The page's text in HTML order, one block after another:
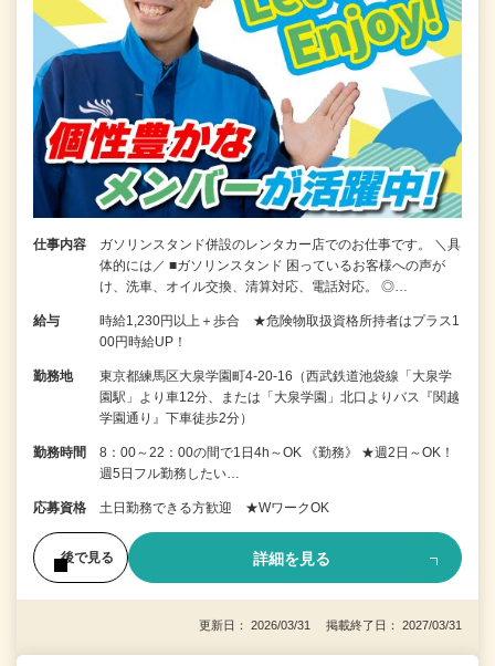
仕事内容
ガソリンスタンド併設のレンタカー店でのお仕事です。 ＼具
体的には／ ■ガソリンスタンド 困っているお客様への声が
け、洗車、オイル交換、清算対応、電話対応。 ◎…
給与
時給1,230円以上＋歩合 ★危険物取扱資格所持者はプラス1
00円時給UP！
勤務地
東京都練馬区大泉学園町4-20-16（西武鉄道池袋線「大泉学
園駅」より車12分、または「大泉学園」北口よりバス『関越
学園通り』下車徒歩2分）
勤務時間
8：00～22：00の間で1日4h～OK 《勤務》 ★週2日～OK！
週5日フル勤務したい…
応募資格 土日勤務できる方歓迎 ★WワークOK
後で見る 詳細を見る
更新日： 2026/03/31 掲載終了日： 2027/03/31